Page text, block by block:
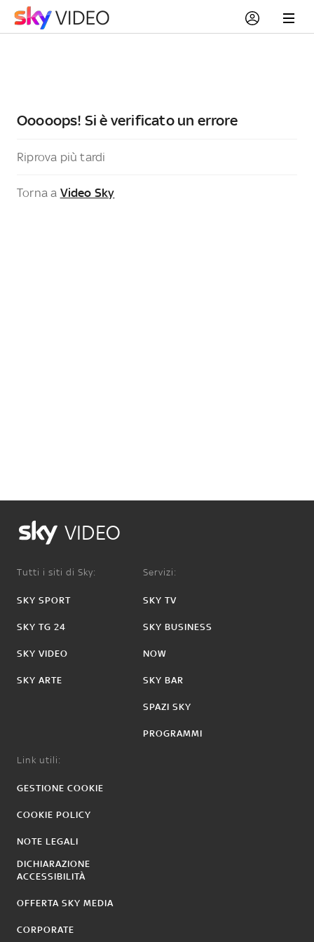
Ooooops! Si è verificato un errore
Riprova più tardi
Torna a Video Sky
VIDEO
Tutti i siti di Sky:
SKY SPORT
SKY TG 24
SKY VIDEO
SKY ARTE
Servizi:
SKY TV
SKY BUSINESS
NOW
SKY BAR
SPAZI SKY
PROGRAMMI
Link utili:
GESTIONE COOKIE
COOKIE POLICY
NOTE LEGALI
DICHIARAZIONE
ACCESSIBILITÀ
OFFERTA SKY MEDIA
CORPORATE